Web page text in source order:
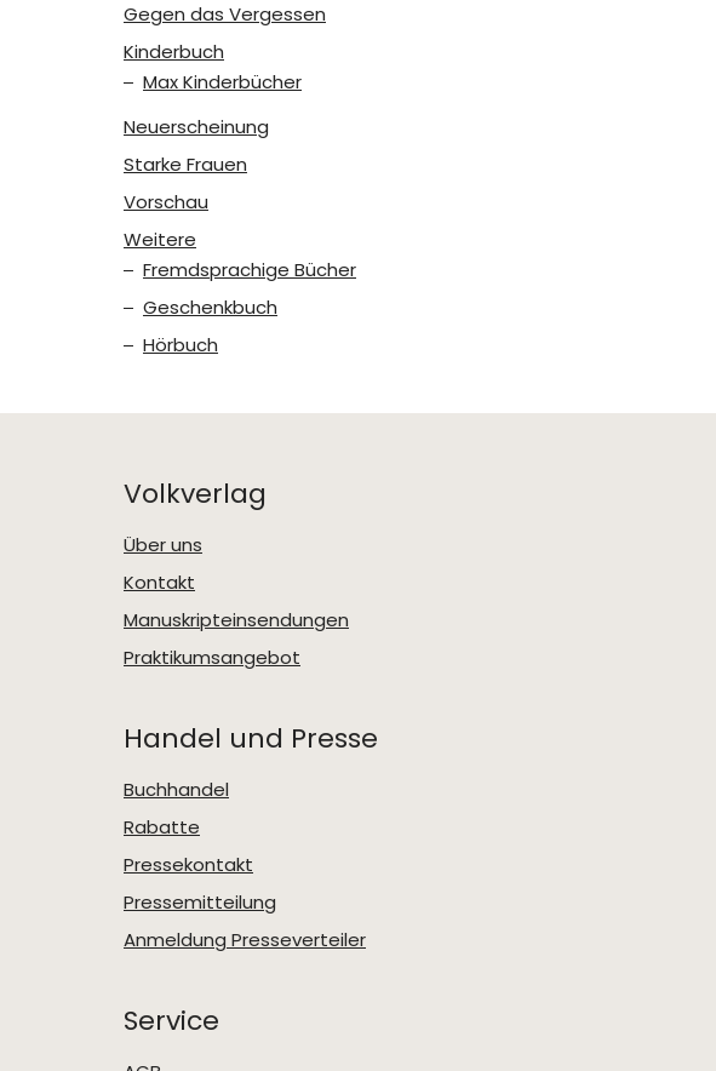
Gegen das Vergessen
Kinderbuch
Max Kinderbücher
Neuerscheinung
Starke Frauen
Vorschau
Weitere
Fremdsprachige Bücher
Geschenkbuch
Hörbuch
Volkverlag
Über uns
Kontakt
Manuskripteinsendungen
Praktikumsangebot
Handel und Presse
Buchhandel
Rabatte
Pressekontakt
Pressemitteilung
Anmeldung Presseverteiler
Service